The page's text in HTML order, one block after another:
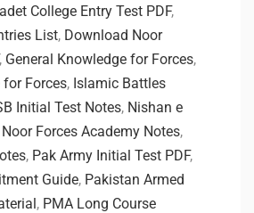
College Entry Test PDF,
List, Download Noor
, General Knowledge for Forces,
for Forces, Islamic Battles
Initial Test Notes, Nishan e
Noor Forces Academy Notes,
, Pak Army Initial Test PDF,
Guide, Pakistan Armed
, PMA Long Course